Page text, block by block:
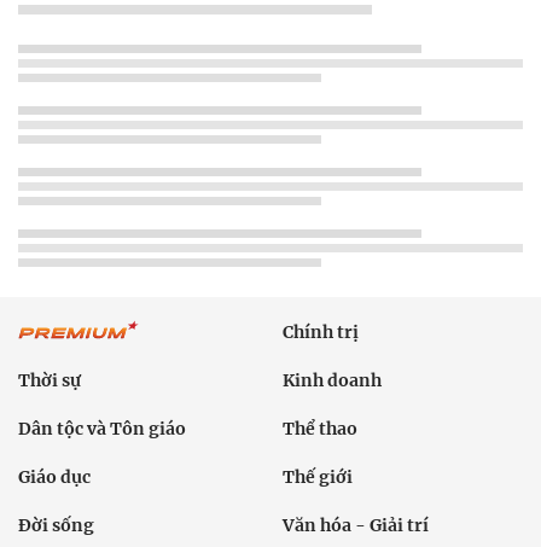
Chính trị
Thời sự Kinh doanh
Dân tộc và Tôn giáo Thể thao
Giáo dục Thế giới
Đời sống Văn hóa - Giải trí